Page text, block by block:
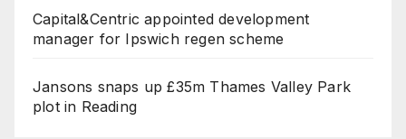
Capital&Centric appointed development
manager for Ipswich regen scheme
Jansons snaps up £35m Thames Valley Park
plot in Reading